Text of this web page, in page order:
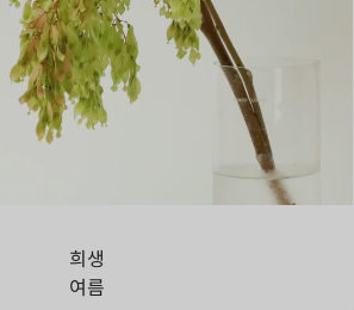
희생
여름